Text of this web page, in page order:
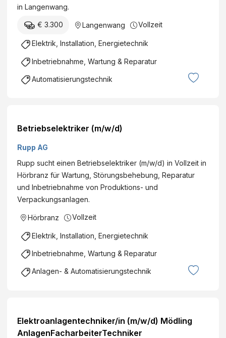
in Langenwang.
€ 3.300 Langenwang Vollzeit
Elektrik, Installation, Energietechnik
Inbetriebnahme, Wartung & Reparatur
Automatisierungstechnik
Betriebselektriker (m/w/d)
Rupp AG
Rupp sucht einen Betriebselektriker (m/w/d) in Vollzeit in
Hörbranz für Wartung, Störungsbehebung, Reparatur
und Inbetriebnahme von Produktions- und
Verpackungsanlagen.
Hörbranz Vollzeit
Elektrik, Installation, Energietechnik
Inbetriebnahme, Wartung & Reparatur
Anlagen- & Automatisierungstechnik
Elektroanlagentechniker/in (m/w/d) Mödling
AnlagenFacharbeiterTechniker